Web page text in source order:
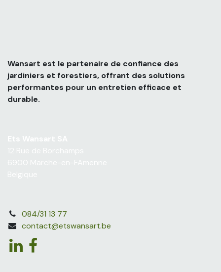
Wansart est le partenaire de confiance des
jardiniers et forestiers, offrant des solutions
performantes pour un entretien efficace et
durable.
084/31 13 77
contact@etswansart.be